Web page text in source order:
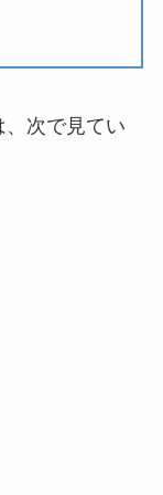
次で見てい